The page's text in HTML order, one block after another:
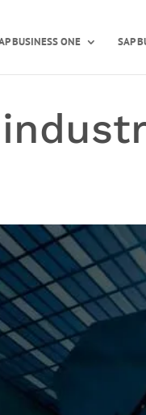
BUSINESS ONE SAP